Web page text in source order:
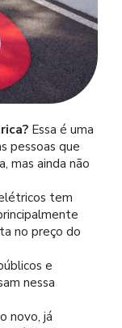
Essa é uma
pessoas que
mas ainda não
tem
no preço do
e
nessa
novo, já